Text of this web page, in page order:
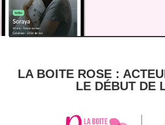
LA BOITE ROSE :
LE DÉBUT DE